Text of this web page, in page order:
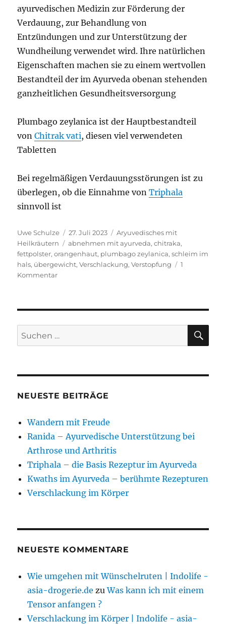
ayurvedischen Medizin zur Förderung der
Verdauung, zur Behandlung von
Entzündungen und zur Unterstützung der
Wundheilung verwendet wird. Ihre natürlichen
Eigenschaften machen sie zu einem wertvollen
Bestandteil der im Ayurveda obenan stehenden
ganzheitlichen Gesundheitsversorgung
Plumbago zeylanica ist der Hauptbestandteil
vonChitrak vati, diesen viel verwendeten
Tabletten
Bei regelmäßigen Verdauungsstörungen ist zu
überlegen, ob die Einnahme vonTriphala
sinnvoll ist
Autor
Uwe Schulze
Veröffentlicht
am
27. Juli 2023 Kategorien
Aryuvedisches mit
Heilkräutern
Schlagwörter
abnehmen mit ayurveda,chitraka,
fettpolster,orangenhaut, plumbago zeylanica,schleim im
hals, übergewicht,Verschlackung,Verstopfung
1
Kommentarzu
Suchen
nach:
NEUESTE BEITRÄGE
Wandern mit Freude
Ranida – Ayurvedische Unterstützung bei
Arthrose und Arthritis
Triphala – die Basis Rezeptur im Ayurveda
Kwaths im Ayurveda – berühmte Rezepturen
Verschlackung im Körper
NEUESTE KOMMENTARE
Wie umgehen mit Wünschelruten | Indolife -
asia-drogerie.de zuWas kann ich mit einem
Tensor anfangen ?
Verschlackung im Körper | Indolife - asia-